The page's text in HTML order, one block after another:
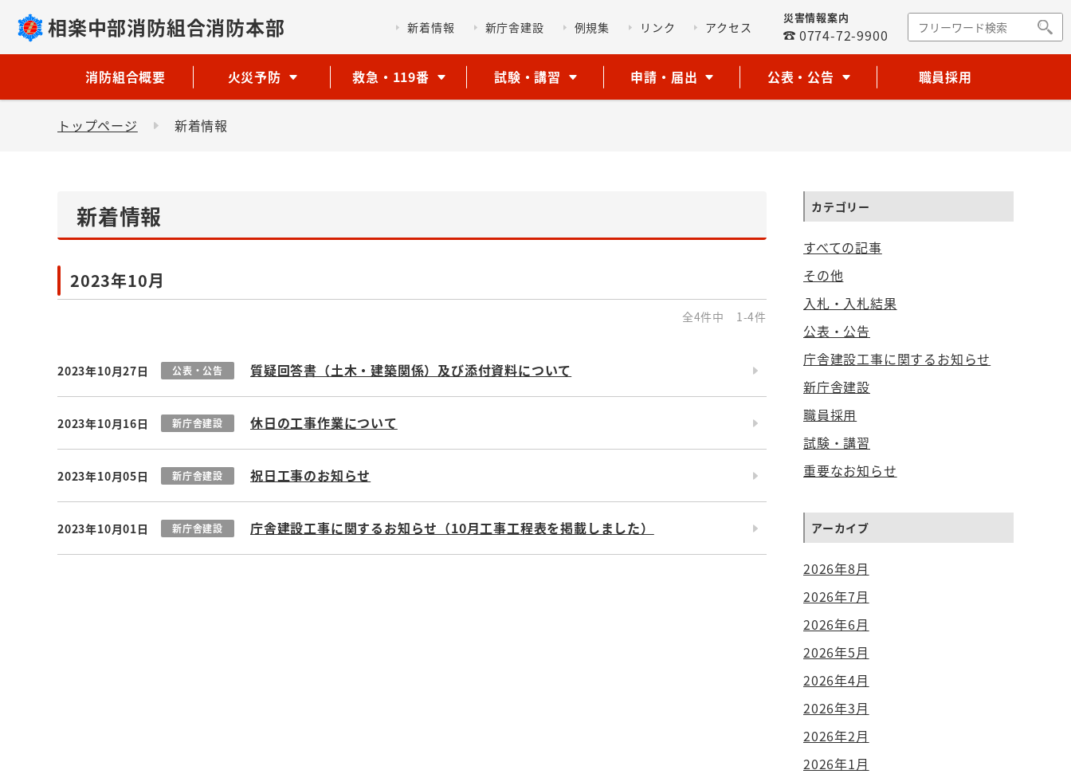
相楽中部消防組合消防本部 新着情報 新庁舎建設 例規集 リンク アクセス
災害情報案内
0774-72-9900
消防組合概要 火災予防 救急・119番 試験・講習 申請・届出 公表・公告 職員採用
トップページ 新着情報
新着情報
2023年10月
全4件中 1-4件
2023年10月27日 公表・公告 質疑回答書（土木・建築関係）及び添付資料について
2023年10月16日 新庁舎建設 休日の工事作業について
2023年10月05日 新庁舎建設 祝日工事のお知らせ
2023年10月01日 新庁舎建設 庁舎建設工事に関するお知らせ（10月工事工程表を掲載しました）
カテゴリー
すべての記事
その他
入札・入札結果
公表・公告
庁舎建設工事に関するお知らせ
新庁舎建設
職員採用
試験・講習
重要なお知らせ
アーカイブ
2026年8月
2026年7月
2026年6月
2026年5月
2026年4月
2026年3月
2026年2月
2026年1月